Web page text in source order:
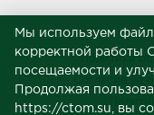
Политика
Согласие на
Мы используем
корректной работы
посещаемости и
Продолжая
https://ctom.su, вы